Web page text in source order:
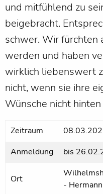
und mitfühlend zu
beigebracht.
schwer. Wir fürchten
werden und haben
wirklich liebenswert
nicht, wenn sie ihre
Wünsche nicht
Zeitraum
Anmeldung
bis
Ort
-